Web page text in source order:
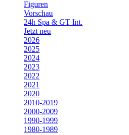
Figuren
Vorschau
24h Spa & GT Int.
Jetzt neu
2026
2025
2024
2023
2022
2021
2020
2010-2019
2000-2009
1990-1999
1980-1989